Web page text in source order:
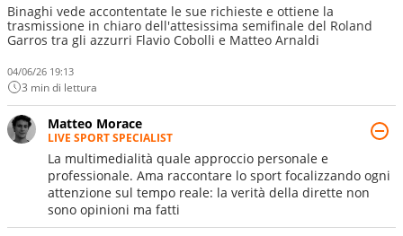
Binaghi vede accontentate le sue richieste e ottiene la
trasmissione in chiaro dell'attesissima semifinale del Roland
Garros tra gli azzurri Flavio Cobolli e Matteo Arnaldi
04/06/26 19:13
3 min di lettura
Matteo Morace
LIVE SPORT SPECIALIST
La multimedialità quale approccio personale e
professionale. Ama raccontare lo sport focalizzando ogni
attenzione sul tempo reale: la verità della dirette non
sono opinioni ma fatti